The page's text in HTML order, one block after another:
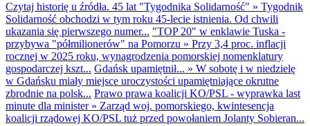
Czytaj historię u źródła. 45 lat "Tygodnika Solidarność" » Tygodnik
Solidarność obchodzi w tym roku 45-lecie istnienia. Od chwili
ukazania się pierwszego numer... "TOP 20" w enklawie Tuska -
przybywa "półmilionerów" na Pomorzu » Przy 3,4 proc. inflacji
rocznej w 2025 roku, wynagrodzenia pomorskiej nomenklatury
gospodarczej kszt... Gdańsk upamiętnił... » W sobotę i w niedzielę
w Gdańsku miały miejsce uroczystości upamiętniające okrutne
zbrodnie na polsk... Prawo prawa koalicji KO/PSL - wyprawka last
minute dla minister» Zarząd woj. pomorskiego, kwintesencja
koalicji rządowej KO/PSL tuż przed powołaniem Jolanty Sobieran...